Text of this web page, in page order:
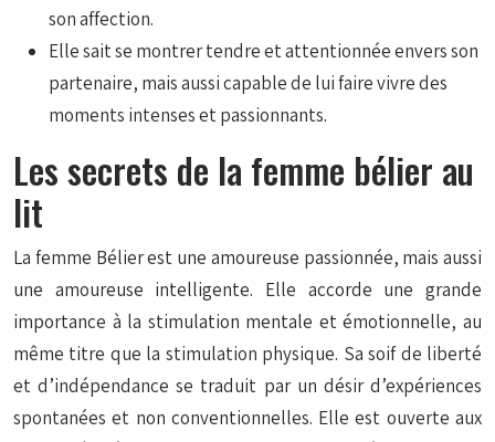
son affection.
Elle sait se montrer tendre et attentionnée envers son
partenaire, mais aussi capable de lui faire vivre des
moments intenses et passionnants.
Les secrets de la femme bélier au
lit
La femme Bélier est une amoureuse passionnée, mais aussi
une amoureuse intelligente. Elle accorde une grande
importance à la stimulation mentale et émotionnelle, au
même titre que la stimulation physique. Sa soif de liberté
et d’indépendance se traduit par un désir d’expériences
spontanées et non conventionnelles. Elle est ouverte aux